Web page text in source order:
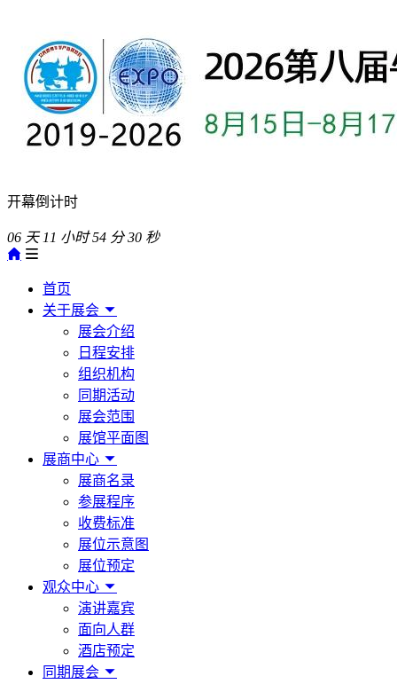
开幕倒计时
06 天 11 小时 54 分 29 秒
首页
关于展会
展会介绍
日程安排
组织机构
同期活动
展会范围
展馆平面图
展商中心
展商名录
参展程序
收费标准
展位示意图
展位预定
观众中心
演讲嘉宾
面向人群
酒店预定
同期展会